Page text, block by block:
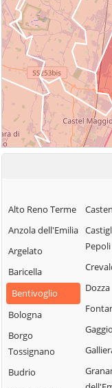
Alto Reno Terme
Anzola dell'Emilia
Argelato
Baricella
Bentivoglio
Bologna
Borgo
Tossignano
Budrio
Pepoli
Dozza